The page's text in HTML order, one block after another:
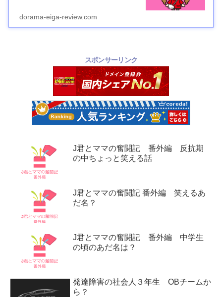
dorama-eiga-review.com
スポンサーリンク
J君とママの奮闘記 番外編 反抗期
の中ちょっと笑える話
J君とママの奮闘記 番外編 笑えるあ
だ名？
J君とママの奮闘記 番外編 中学生
の頃のあだ名は？
発達障害の社会人３年生 OBチームか
ら？